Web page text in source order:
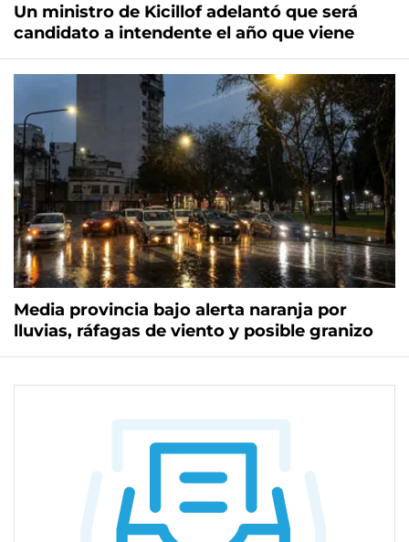
Un ministro de Kicillof adelantó que será
candidato a intendente el año que viene
Media provincia bajo alerta naranja por
lluvias, ráfagas de viento y posible granizo